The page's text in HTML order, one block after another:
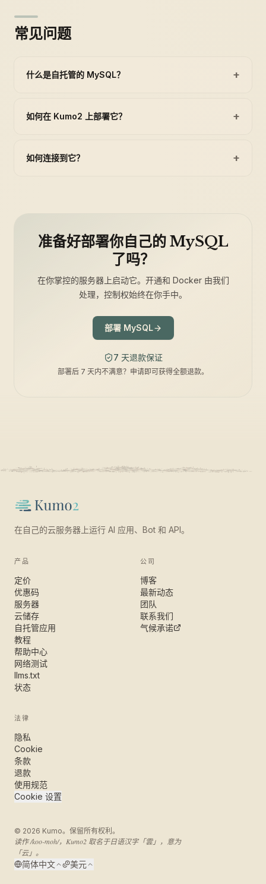
常见问题
什么是自托管的 MySQL？ +
如何在 Kumo2 上部署它？ +
如何连接到它？ +
准备好部署你自己的 MySQL
了吗？
在你掌控的服务器上启动它。开通和 Docker 由我们
处理，控制权始终在你手中。
部署 MySQL
7 天退款保证
部署后 7 天内不满意？申请即可获得全额退款。
在自己的云服务器上运行 AI 应用、Bot 和 API。
产品
定价
优惠码
服务器
云储存
自托管应用
教程
帮助中心
网络测试
llms.txt
状态
公司
博客
最新动态
团队
联系我们
气候承诺
法律
隐私
Cookie
条款
退款
使用规范
Cookie 设置
© 2026 Kumo。保留所有权利。
读作 /koo-moh/，Kumo2 取名于日语汉字「雲」，意为
「云」。
简体中文 美元